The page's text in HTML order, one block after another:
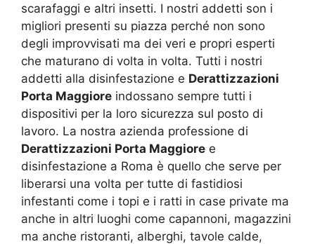
scarafaggi e altri insetti. I nostri addetti son i
migliori presenti su piazza perché non sono
degli improvvisati ma dei veri e propri esperti
che maturano di volta in volta. Tutti i nostri
addetti alla disinfestazione e Derattizzazioni
Porta Maggiore indossano sempre tutti i
dispositivi per la loro sicurezza sul posto di
lavoro. La nostra azienda professione di
Derattizzazioni Porta Maggiore e
disinfestazione a Roma è quello che serve per
liberarsi una volta per tutte di fastidiosi
infestanti come i topi e i ratti in case private ma
anche in altri luoghi come capannoni, magazzini
ma anche ristoranti, alberghi, tavole calde,